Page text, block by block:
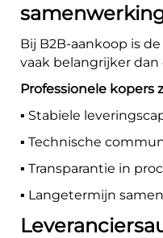
Bij B2B-aankoop is
vaak belangrijker dan
Professionele kopers
▪️ Stabiele
▪️ Technische
▪️ Transparantie in
▪️ Langetermijn